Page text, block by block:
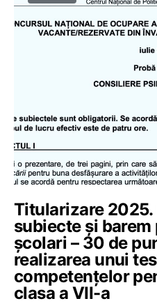
Titularizare 2025.
subiecte și
școlari – 30 de
realizarea unui
competențelor
clasa a VII-a